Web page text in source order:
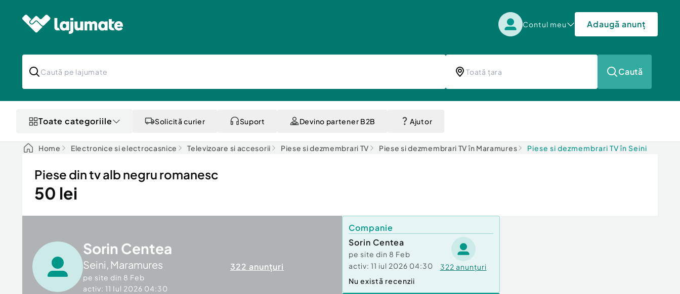
Contul meu Adaugă anunț
Caută
Toate categoriile Solicită curier Suport Devino partener B2B Ajutor
Home Electronice si electrocasnice Televizoare si accesorii Piese si dezmembrari TV Piese si dezmembrari TV în Maramures Piese si dezmembrari TV în Seini
Piese din tv alb negru romanesc
50 lei
Sorin Centea
Seini, Maramures
pe site din 8 Feb
activ: 11 Iul 2026 04:30
322 anunțuri
Companie
Sorin Centea
pe site din 8 Feb
activ: 11 iul 2026 04:30 322 anunțuri
Nu există recenzii